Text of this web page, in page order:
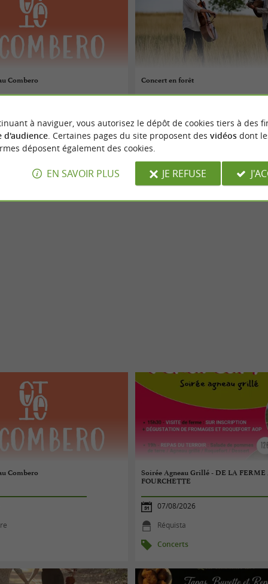
Combero Concert en forêt
Nant
Combero
Soirée Agneau Grillé - DE LA FERME
FOURCHETTE
07/08/2026
Réquista
Concerts
à naviguer, vous autorisez le dépôt de cookies tiers à des
d'audience. Certaines pages du site proposent des vidéosdont
déposent également des cookies.
EN SAVOIR PLUS JE REFUSE